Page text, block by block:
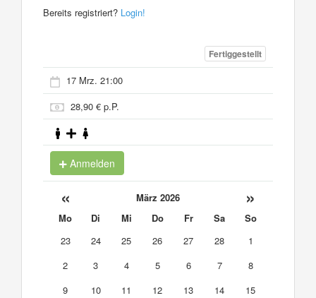
Bereits registriert? Login!
Fertiggestellt
17 Mrz. 21:00
28,90 € p.P.
Anmelden
« März 2026 »
Mo Di Mi Do Fr Sa
So
23
24 25 26 27 28
1
2
3 4 5 6 7
8
9
10 11 12 13 14
15